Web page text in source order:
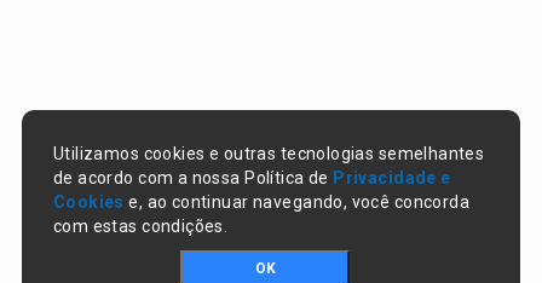
Utilizamos cookies e outras tecnologias semelhantes
de acordo com a nossa Política de Privacidade e
Cookies e, ao continuar navegando, você concorda
com estas condições.
OK